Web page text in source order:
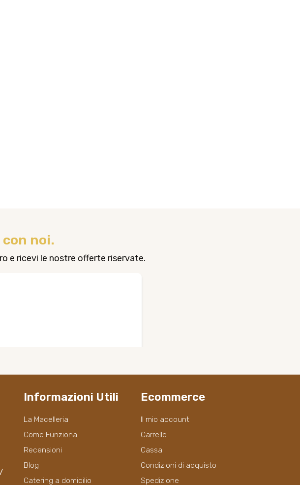
noi.
e ricevi le nostre offerte riservate.
Informazioni Utili
La Macelleria
Come Funziona
Recensioni
Blog
Catering a domicilio
Ecommerce
Il mio account
Carrello
Cassa
Condizioni di acquisto
Spedizione